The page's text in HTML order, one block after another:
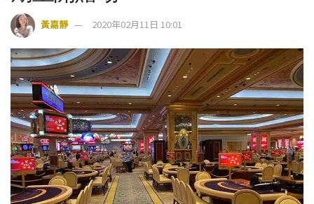
黃嘉靜 2020年02月11日 10:01